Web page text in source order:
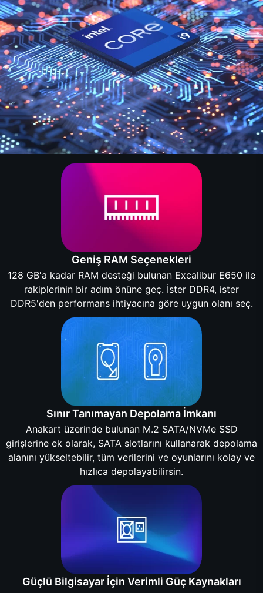
Geniş RAM Seçenekleri
128 GB'a kadar RAM desteği bulunan Excalibur E650 ile
rakiplerinin bir adım önüne geç. İster DDR4, ister
DDR5'den performans ihtiyacına göre uygun olanı seç.
Sınır Tanımayan Depolama İmkanı
Anakart üzerinde bulunan M.2 SATA/NVMe SSD
girişlerine ek olarak, SATA slotlarını kullanarak depolama
alanını yükseltebilir, tüm verilerini ve oyunlarını kolay ve
hızlıca depolayabilirsin.
Güçlü Bilgisayar İçin Verimli Güç Kaynakları